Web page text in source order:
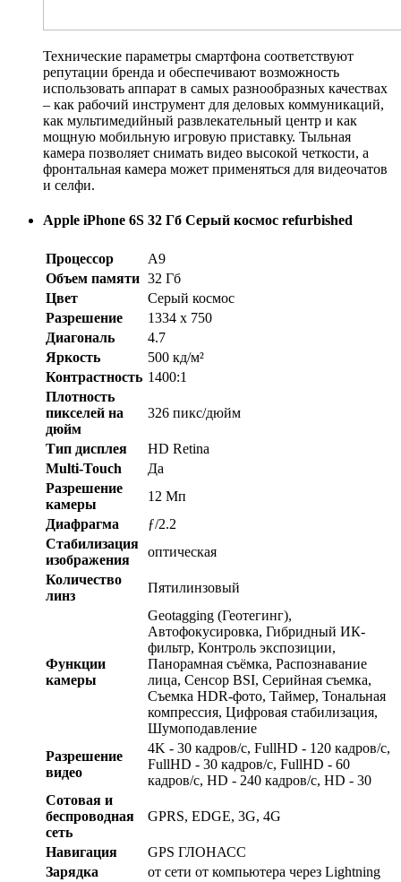
Технические параметры смартфона соответствуют
репутации бренда и обеспечивают возможность
использовать аппарат в самых разнообразных качествах
– как рабочий инструмент для деловых коммуникаций,
как мультимедийный развлекательный центр и как
мощную мобильную игровую приставку. Тыльная
камера позволяет снимать видео высокой четкости, а
фронтальная камера может применяться для видеочатов
и селфи.
Apple iPhone 6S 32 Гб Серый космос refurbished
Процессор
A9
Объем памяти 32 Гб
Цвет
Серый космос
Разрешение
1334 x 750
Диагональ
4.7
Яркость
500 кд/м²
Контрастность 1400:1
Плотность
пикселей на
дюйм
326 пикс/дюйм
Тип дисплея
HD Retina
Multi-Touch
Да
Разрешение
камеры
12 Мп
Диафрагма
ƒ/2.2
Стабилизация
изображения
оптическая
Количество
линз
Пятилинзовый
Функции
камеры
Geotagging (Геотегинг),
Автофокусировка, Гибридный ИК-
фильтр, Контроль экспозиции,
Панорамная съёмка, Распознавание
лица, Сенсор BSI, Серийная съемка,
Съемка HDR-фото, Таймер, Тональная
компрессия, Цифровая стабилизация,
Шумоподавление
Разрешение
видео
4K - 30 кадров/с, FullHD - 120 кадров/с,
FullHD - 30 кадров/с, FullHD - 60
кадров/с, HD - 240 кадров/с, HD - 30
Сотовая и
беспроводная
сеть
GPRS, EDGE, 3G, 4G
Навигация
GPS ГЛОНАСС
Зарядка
от сети от компьютера через Lightning